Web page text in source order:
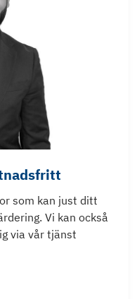
som kan just ditt
Vi kan också
via vår tjänst